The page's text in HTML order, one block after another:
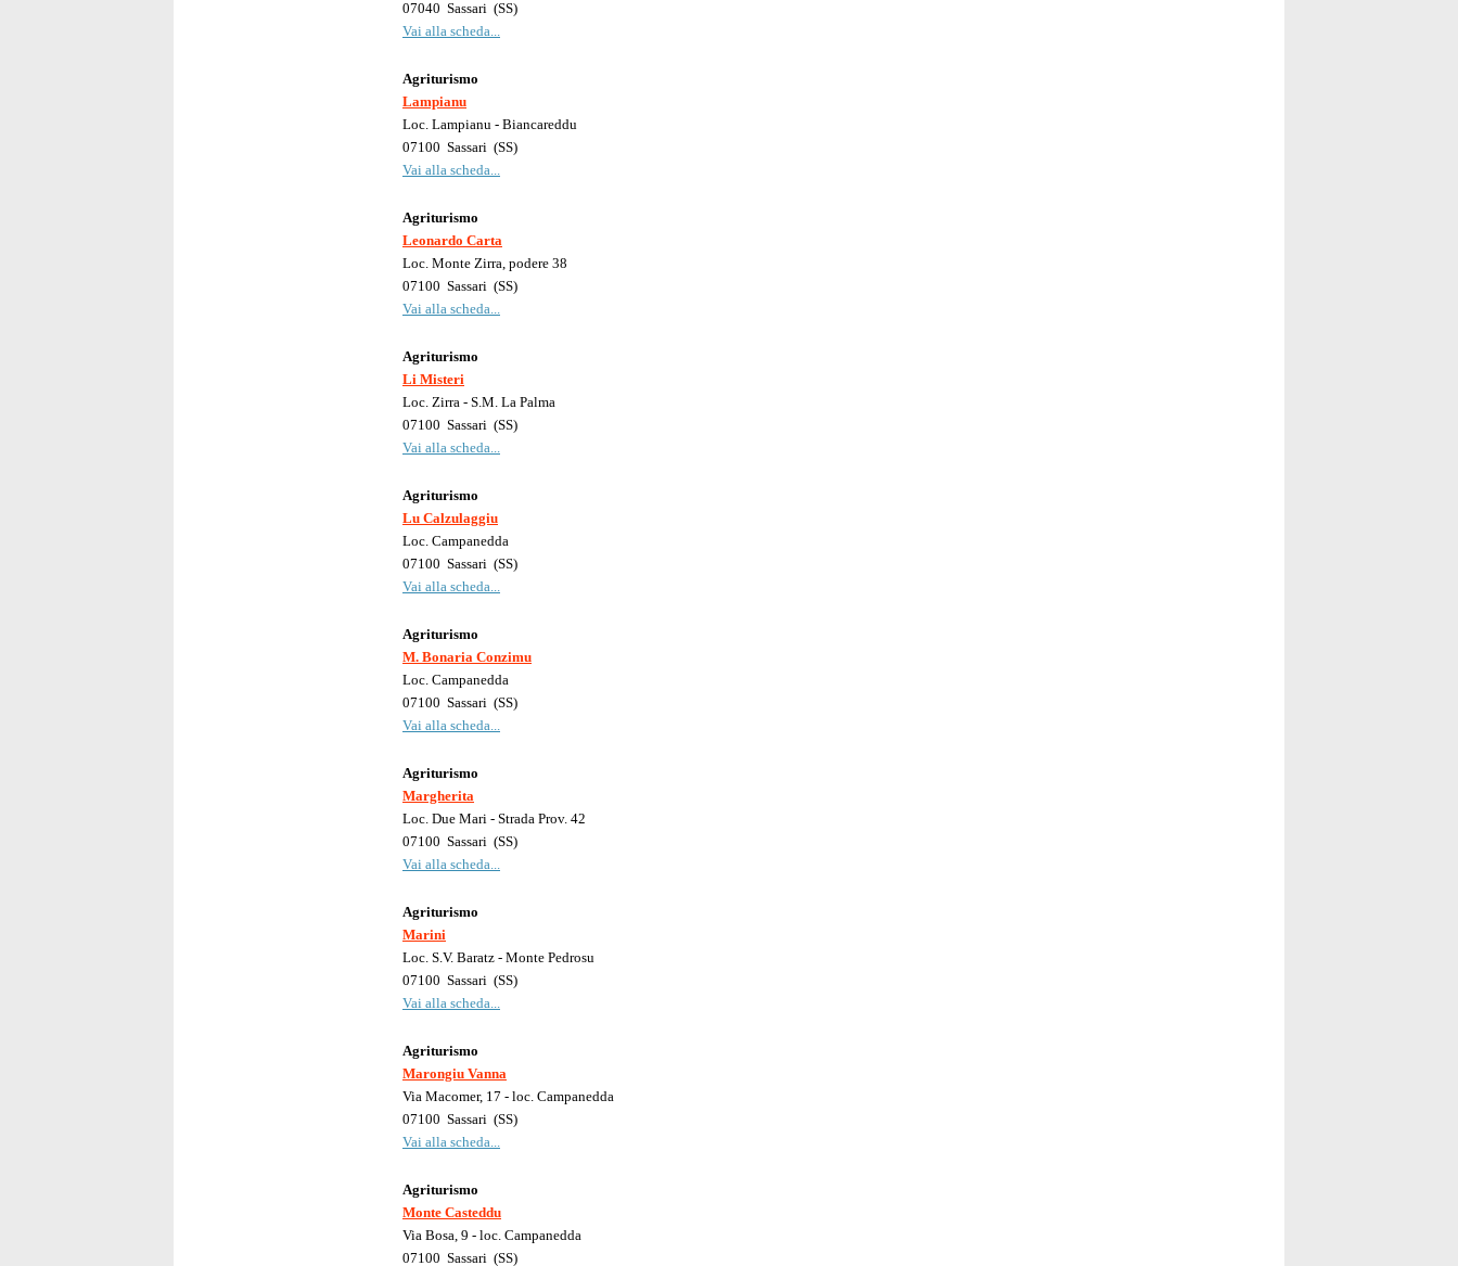
07040 Sassari (SS)
Vai alla scheda...
Agriturismo
Lampianu
Loc. Lampianu - Biancareddu
07100 Sassari (SS)
Vai alla scheda...
Agriturismo
Leonardo Carta
Loc. Monte Zirra, podere 38
07100 Sassari (SS)
Vai alla scheda...
Agriturismo
Li Misteri
Loc. Zirra - S.M. La Palma
07100 Sassari (SS)
Vai alla scheda...
Agriturismo
Lu Calzulaggiu
Loc. Campanedda
07100 Sassari (SS)
Vai alla scheda...
Agriturismo
M. Bonaria Conzimu
Loc. Campanedda
07100 Sassari (SS)
Vai alla scheda...
Agriturismo
Margherita
Loc. Due Mari - Strada Prov. 42
07100 Sassari (SS)
Vai alla scheda...
Agriturismo
Marini
Loc. S.V. Baratz - Monte Pedrosu
07100 Sassari (SS)
Vai alla scheda...
Agriturismo
Marongiu Vanna
Via Macomer, 17 - loc. Campanedda
07100 Sassari (SS)
Vai alla scheda...
Agriturismo
Monte Casteddu
Via Bosa, 9 - loc. Campanedda
07100 Sassari (SS)